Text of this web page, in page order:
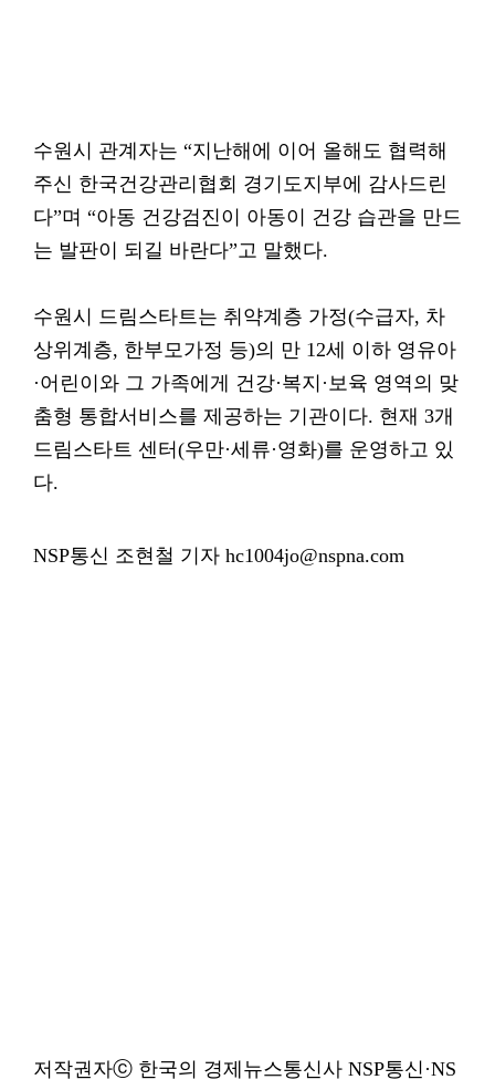
수원시 관계자는 “지난해에 이어 올해도 협력해
주신 한국건강관리협회 경기도지부에 감사드린
다”며 “아동 건강검진이 아동이 건강 습관을 만드
는 발판이 되길 바란다”고 말했다.
수원시 드림스타트는 취약계층 가정(수급자, 차
상위계층, 한부모가정 등)의 만 12세 이하 영유아
·어린이와 그 가족에게 건강·복지·보육 영역의 맞
춤형 통합서비스를 제공하는 기관이다. 현재 3개
드림스타트 센터(우만·세류·영화)를 운영하고 있
다.
NSP통신 조현철 기자 hc1004jo@nspna.com
저작권자ⓒ 한국의 경제뉴스통신사 NSP통신·NS